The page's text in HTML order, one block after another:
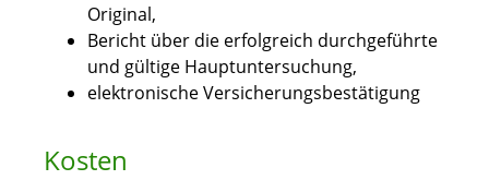
Original,
Bericht über die erfolgreich durchgeführte
und gültige Hauptuntersuchung,
elektronische Versicherungsbestätigung
Kosten